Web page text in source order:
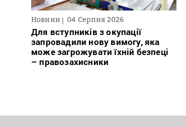
Новини 04 Серпня 2026
Для вступників з окупації
запровадили нову вимогу, яка
може загрожувати їхній безпеці
– правозахисники